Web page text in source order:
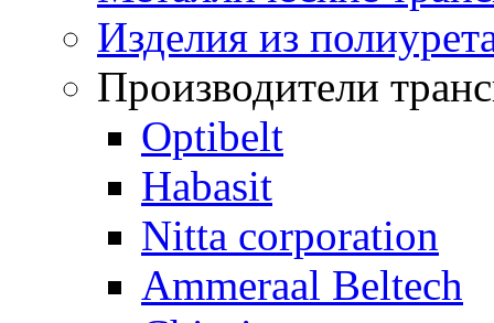
Изделия из
Производители
Optibelt
Habasit
Nitta corporation
Ammeraal Beltech